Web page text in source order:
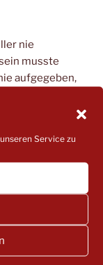
Service zu
nie
musste
aufgegeben,
hat sie
dass die
oder – noch
und
nicht
noch heute:
Vielmehr
vor Ort und